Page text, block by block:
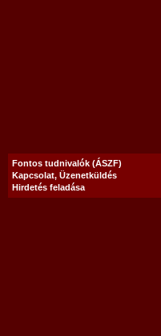
Fontos tudnivalók (ÁSZF)
Kapcsolat, Üzenetküldés
Hirdetés feladása